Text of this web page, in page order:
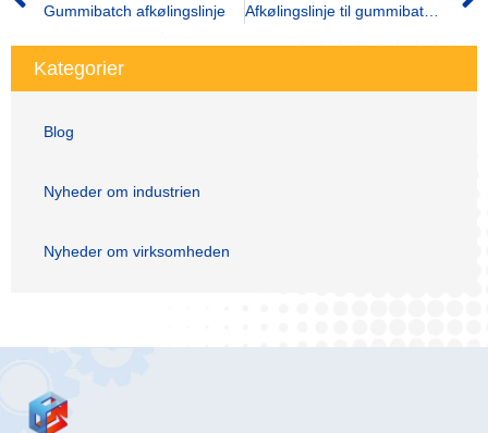
Kategorier
Blog
Nyheder om industrien
Nyheder om virksomheden
Gummibatch afkølingslinje
Afkølingslinje til gummibatch: Nøglen til kølighed i gummiproduktionen